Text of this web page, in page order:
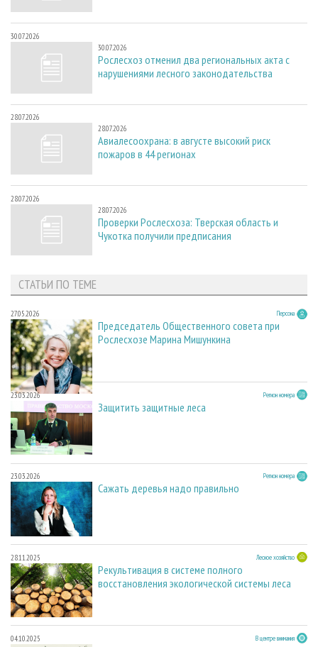
30.07.2026
30.07.2026
Рослесхоз отменил два региональных акта с
нарушениями лесного законодательства
28.07.2026
28.07.2026
Авиалесоохрана: в августе высокий риск
пожаров в 44 регионах
28.07.2026
28.07.2026
Проверки Рослесхоза: Тверская область и
Чукотка получили предписания
СТАТЬИ ПО ТЕМЕ
27.05.2026 Персона
Председатель Общественного совета при
Рослесхозе Марина Мишункина
23.03.2026 Регион номера
Защитить защитные леса
23.03.2026 Регион номера
Сажать деревья надо правильно
28.11.2025 Лесное хозяйство
Рекультивация в системе полного
восстановления экологической системы леса
04.10.2025 В центре внимания